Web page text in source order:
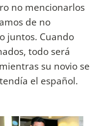
no mencionarlos
de no
juntos. Cuando
todo será
su novio se
el español.